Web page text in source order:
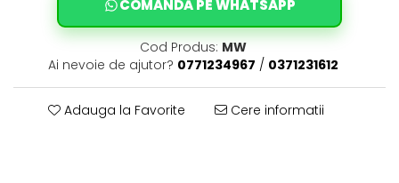
COMANDĂ PE WHATSAPP
Cod Produs: MW
Ai nevoie de ajutor? 0771234967 / 0371231612
Adauga la Favorite Cere informatii